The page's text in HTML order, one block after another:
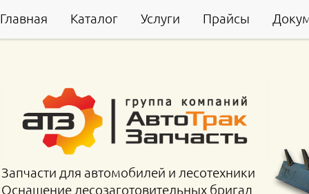
Главная Каталог Услуги Прайсы
Запчасти для автомобилей и лесотехники
Оснащение лесозаготовительных бригад